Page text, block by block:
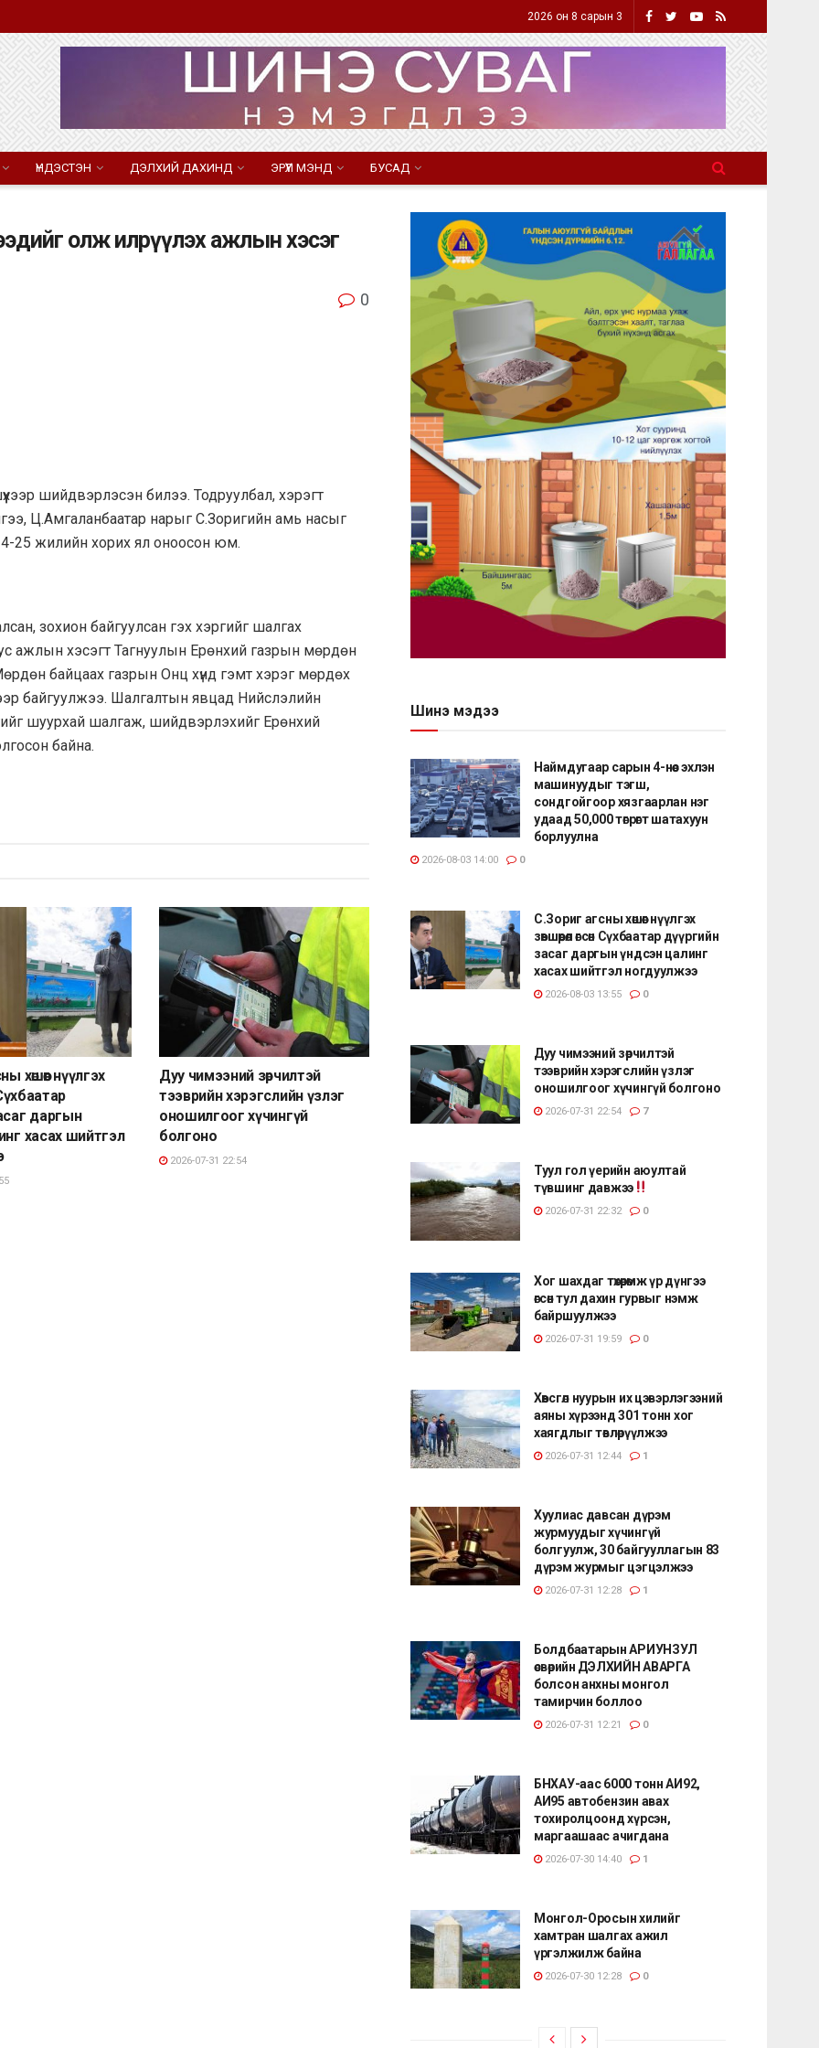
2026 он 8 сарын 3
ҮНДЭСТЭН ДЭЛХИЙ ДАХИНД ЭРҮҮЛ МЭНД БУСАД
олж илрүүлэх ажлын хэсэг
0
шийдвэрлэсэн билээ. Тодруулбал, хэрэгт
Ц.Амгаланбаатар нарыг С.Зоригийн амь насыг
25 жилийн хорих ял оноосон юм.
зохион байгуулсан гэх хэргийг шалгах
ажлын хэсэгт Тагнуулын Ерөнхий газрын мөрдөн
байцаах газрын Онц хүнд гэмт хэрэг мөрдөх
байгуулжээ. Шалгалтын явцад Нийслэлийн
шуурхай шалгаж, шийдвэрлэхийг Ерөнхий
байна.
хөшөөг нүүлгэх
Сүхбаатар
даргын
хасах шийтгэл
Дуу чимээний зөрчилтэй
тээврийн хэрэгслийн үзлэг
оношилгоог хүчингүй
болгоно
2026-07-31 22:54
Шинэ мэдээ
Наймдугаар сарын 4-нөөс эхлэн
машинуудыг тэгш,
сондгойгоор хязгаарлан нэг
удаад 50,000 төгрөгт шатахуун
борлуулна
2026-08-03 14:00 0
С.Зориг агсны хөшөөг нүүлгэх
зөвшөөрөл өгсөн Сүхбаатар дүүргийн
засаг даргын үндсэн цалинг
хасах шийтгэл ногдуулжээ
2026-08-03 13:55 0
Дуу чимээний зөрчилтэй
тээврийн хэрэгслийн үзлэг
оношилгоог хүчингүй болгоно
2026-07-31 22:54 7
Туул гол үерийн аюултай
түвшинг давжээ
2026-07-31 22:32 0
Хог шахдаг төхөөрөмж үр дүнгээ
өгсөн тул дахин гурвыг нэмж
байршуулжээ
2026-07-31 19:59 0
Хөвсгөл нуурын их цэвэрлэгээний
аяны хүрээнд 301 тонн хог
хаягдлыг төвлөрүүлжээ
2026-07-31 12:44 1
Хуулиас давсан дүрэм
журмуудыг хүчингүй
болгуулж, 30 байгууллагын 83
дүрэм журмыг цэгцэлжээ
2026-07-31 12:28 1
Болдбаатарын АРИУНЗУЛ
өсвөрийн ДЭЛХИЙН АВАРГА
болсон анхны монгол
тамирчин боллоо
2026-07-31 12:21 0
БНХАУ-аас 6000 тонн АИ92,
АИ95 автобензин авах
тохиролцоонд хүрсэн,
маргаашаас ачигдана
2026-07-30 14:40 1
Монгол-Оросын хилийг
хамтран шалгах ажил
үргэлжилж байна
2026-07-30 12:28 0